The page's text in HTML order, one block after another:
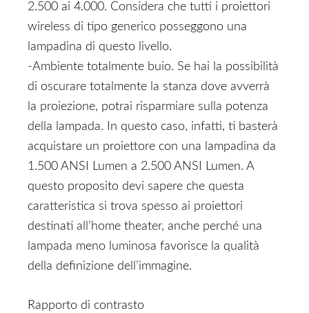
2.500 ai 4.000. Considera che tutti i proiettori
wireless di tipo generico posseggono una
lampadina di questo livello.
-Ambiente totalmente buio. Se hai la possibilità
di oscurare totalmente la stanza dove avverrà
la proiezione, potrai risparmiare sulla potenza
della lampada. In questo caso, infatti, ti basterà
acquistare un proiettore con una lampadina da
1.500 ANSI Lumen a 2.500 ANSI Lumen. A
questo proposito devi sapere che questa
caratteristica si trova spesso ai proiettori
destinati all’home theater, anche perché una
lampada meno luminosa favorisce la qualità
della definizione dell’immagine.
Rapporto di contrasto